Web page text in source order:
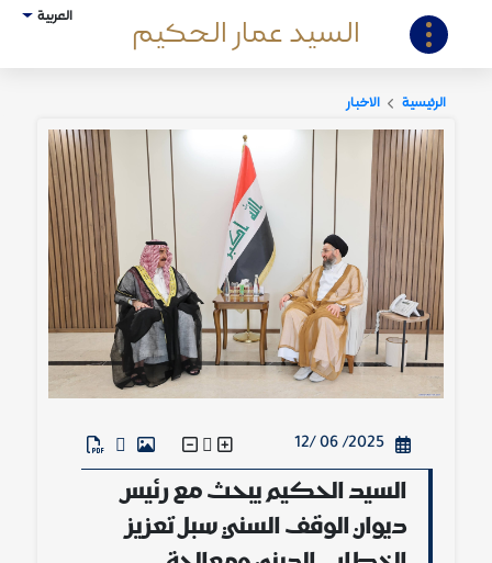
العربية السيد عمار الحكيم
الرئيسية الاخبار
2025/ 06 /12
السيد الحكيم يبحث مع رئيس
ديوان الوقف السني سبل تعزيز